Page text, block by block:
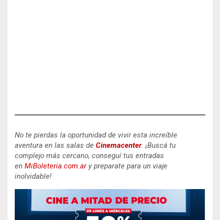
No te pierdas la oportunidad de vivir esta increíble
aventura en las salas de Cinemacenter. ¡Buscá tu
complejo más cercano, conseguí tus entradas
en MiBoleteria.com.ary preparate para un viaje
inolvidable!